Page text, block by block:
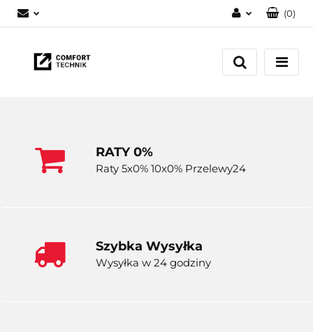
Zaloguj się
Zarejestruj się
(0)
RATY 0%
Raty 5x0% 10x0% Przelewy24
Szybka Wysyłka
Wysyłka w 24 godziny